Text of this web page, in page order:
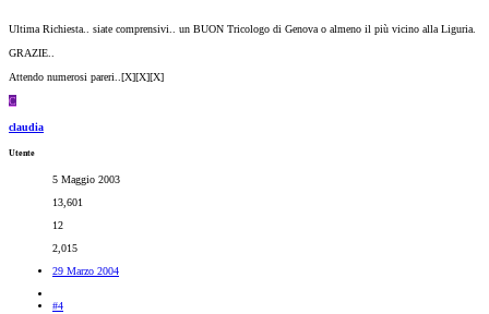
Ultima Richiesta.. siate comprensivi.. un BUON Tricologo di Genova o almeno il più vicino alla Liguria.
GRAZIE..
Attendo numerosi pareri..[X][X][X]
C
claudia
Utente
5 Maggio 2003
13,601
12
2,015
29 Marzo 2004
#4